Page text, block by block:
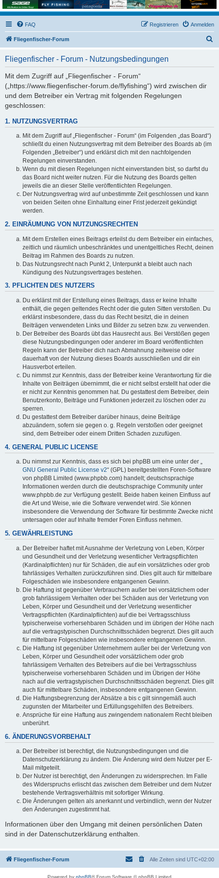
FAQ Anmelden
Registrieren
Fliegenfischer-Forum
Fliegenfischer - Forum - Nutzungsbedingungen
Mit dem Zugriff auf „Fliegenfischer - Forum“
(„https://www.fliegenfischer-forum.de/flyfishing“) wird zwischen dir
und dem Betreiber ein Vertrag mit folgenden Regelungen
geschlossen:
1. NUTZUNGSVERTRAG
Mit dem Zugriff auf „Fliegenfischer - Forum“ (im Folgenden „das Board“)
schließt du einen Nutzungsvertrag mit dem Betreiber des Boards ab (im
Folgenden „Betreiber“) und erklärst dich mit den nachfolgenden
Regelungen einverstanden.
Wenn du mit diesen Regelungen nicht einverstanden bist, so darfst du
das Board nicht weiter nutzen. Für die Nutzung des Boards gelten
jeweils die an dieser Stelle veröffentlichten Regelungen.
Der Nutzungsvertrag wird auf unbestimmte Zeit geschlossen und kann
von beiden Seiten ohne Einhaltung einer Frist jederzeit gekündigt
werden.
2. EINRÄUMUNG VON NUTZUNGSRECHTEN
Mit dem Erstellen eines Beitrags erteilst du dem Betreiber ein einfaches,
zeitlich und räumlich unbeschränktes und unentgeltliches Recht, deinen
Beitrag im Rahmen des Boards zu nutzen.
Das Nutzungsrecht nach Punkt 2, Unterpunkt a bleibt auch nach
Kündigung des Nutzungsvertrages bestehen.
3. PFLICHTEN DES NUTZERS
Du erklärst mit der Erstellung eines Beitrags, dass er keine Inhalte
enthält, die gegen geltendes Recht oder die guten Sitten verstoßen. Du
erklärst insbesondere, dass du das Recht besitzt, die in deinen
Beiträgen verwendeten Links und Bilder zu setzen bzw. zu verwenden.
Der Betreiber des Boards übt das Hausrecht aus. Bei Verstößen gegen
diese Nutzungsbedingungen oder anderer im Board veröffentlichten
Regeln kann der Betreiber dich nach Abmahnung zeitweise oder
dauerhaft von der Nutzung dieses Boards ausschließen und dir ein
Hausverbot erteilen.
Du nimmst zur Kenntnis, dass der Betreiber keine Verantwortung für die
Inhalte von Beiträgen übernimmt, die er nicht selbst erstellt hat oder die
er nicht zur Kenntnis genommen hat. Du gestattest dem Betreiber, dein
Benutzerkonto, Beiträge und Funktionen jederzeit zu löschen oder zu
sperren.
Du gestattest dem Betreiber darüber hinaus, deine Beiträge
abzuändern, sofern sie gegen o. g. Regeln verstoßen oder geeignet
sind, dem Betreiber oder einem Dritten Schaden zuzufügen.
4. GENERAL PUBLIC LICENSE
Du nimmst zur Kenntnis, dass es sich bei phpBB um eine unter der „
GNU General Public License v2“ (GPL) bereitgestellten Foren-Software
von phpBB Limited (www.phpbb.com) handelt; deutschsprachige
Informationen werden durch die deutschsprachige Community unter
www.phpbb.de zur Verfügung gestellt. Beide haben keinen Einfluss auf
die Art und Weise, wie die Software verwendet wird. Sie können
insbesondere die Verwendung der Software für bestimmte Zwecke nicht
untersagen oder auf Inhalte fremder Foren Einfluss nehmen.
5. GEWÄHRLEISTUNG
Der Betreiber haftet mit Ausnahme der Verletzung von Leben, Körper
und Gesundheit und der Verletzung wesentlicher Vertragspflichten
(Kardinalpflichten) nur für Schäden, die auf ein vorsätzliches oder grob
fahrlässiges Verhalten zurückzuführen sind. Dies gilt auch für mittelbare
Folgeschäden wie insbesondere entgangenen Gewinn.
Die Haftung ist gegenüber Verbrauchern außer bei vorsätzlichem oder
grob fahrlässigem Verhalten oder bei Schäden aus der Verletzung von
Leben, Körper und Gesundheit und der Verletzung wesentlicher
Vertragspflichten (Kardinalpflichten) auf die bei Vertragsschluss
typischerweise vorhersehbaren Schäden und im übrigen der Höhe nach
auf die vertragstypischen Durchschnittsschäden begrenzt. Dies gilt auch
für mittelbare Folgeschäden wie insbesondere entgangenen Gewinn.
Die Haftung ist gegenüber Unternehmern außer bei der Verletzung von
Leben, Körper und Gesundheit oder vorsätzlichem oder grob
fahrlässigem Verhalten des Betreibers auf die bei Vertragsschluss
typischerweise vorhersehbaren Schäden und im Übrigen der Höhe
nach auf die vertragstypischen Durchschnittsschäden begrenzt. Dies gilt
auch für mittelbare Schäden, insbesondere entgangenen Gewinn.
Die Haftungsbegrenzung der Absätze a bis c gilt sinngemäß auch
zugunsten der Mitarbeiter und Erfüllungsgehilfen des Betreibers.
Ansprüche für eine Haftung aus zwingendem nationalem Recht bleiben
unberührt.
6. ÄNDERUNGSVORBEHALT
Der Betreiber ist berechtigt, die Nutzungsbedingungen und die
Datenschutzerklärung zu ändern. Die Änderung wird dem Nutzer per E-
Mail mitgeteilt.
Der Nutzer ist berechtigt, den Änderungen zu widersprechen. Im Falle
des Widerspruchs erlischt das zwischen dem Betreiber und dem Nutzer
bestehende Vertragsverhältnis mit sofortiger Wirkung.
Die Änderungen gelten als anerkannt und verbindlich, wenn der Nutzer
den Änderungen zugestimmt hat.
Informationen über den Umgang mit deinen persönlichen Daten
sind in der Datenschutzerklärung enthalten.
Fliegenfischer-Forum Alle Zeiten sind UTC+02:00